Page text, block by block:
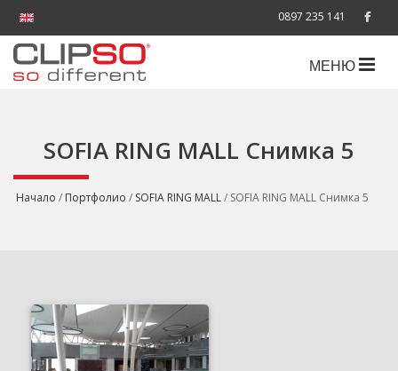
0897 235 141
МЕНЮ
SOFIA RING MALL Снимка 5
Начало / Портфолио / SOFIA RING MALL/ SOFIA RING MALL Снимка 5